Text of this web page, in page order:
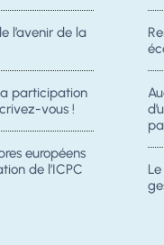
l’avenir de la
participation
vous !
européens
de l’ICPC